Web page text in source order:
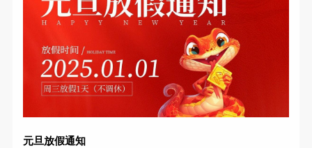
元旦放假通知